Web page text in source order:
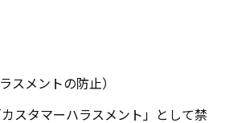
スメントの防止）
スタマーハラスメント」として禁